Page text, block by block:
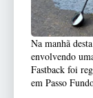
Na manhã
envolvendo
Fastback foi
em Passo